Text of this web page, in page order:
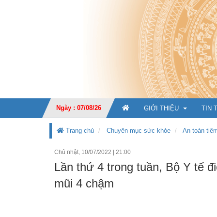
Ngày : 07/08/26 GIỚI THIỆU
CHỨC NĂNG, NHIỆM
TIN
Trang chủ Chuyên mục sức khỏe An toàn
Chủ nhật, 10/07/2022 | 21:00
Lần thứ 4 trong tuần, Bộ Y tế
mũi 4 chậm